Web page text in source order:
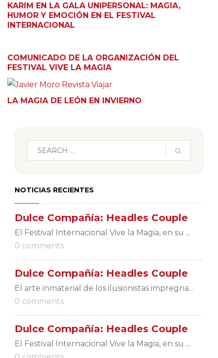
KARIM EN LA GALA UNIPERSONAL: MAGIA,
HUMOR Y EMOCIÓN EN EL FESTIVAL
INTERNACIONAL
COMUNICADO DE LA ORGANIZACIÓN DEL
FESTIVAL VIVE LA MAGIA
LA MAGIA DE LEÓN EN INVIERNO
NOTICIAS RECIENTES
Dulce Compañía: Headles Couple
El Festival Internacional Vive la Magia, en su ...
0 comments
Dulce Compañía: Headles Couple
El arte inmaterial de los ilusionistas impregna...
0 comments
Dulce Compañía: Headles Couple
El Festival Internacional Vive la Magia, en su ...